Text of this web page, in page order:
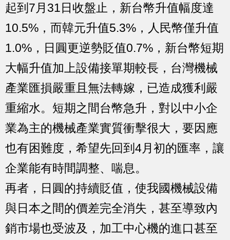
起到7月31日收盤止，新台幣升值幅度達
10.5%，而韓元升值5.3%，人民幣僅升值
1.0%，日圓更逆勢貶值0.7%，新台幣短期
大幅升值加上設備接單期較長，台灣機械
產業匯損嚴重且無法轉嫁，已造成獲利嚴
重縮水。短期之間台幣急升，對以中小企
業為主的機械產業實質衝擊很大，要因應
也有困難度，希望先回到4月初的匯率，讓
企業能有時間調整、喘息。
再者，日圓的持續貶值，使我國機械設備
與日本之間的價差完全消失，甚至導致內
銷市場也受波及，加工中心機的進口甚至